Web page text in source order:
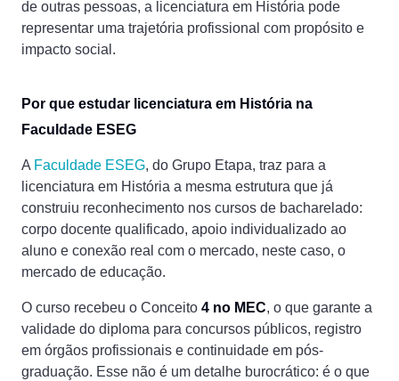
de outras pessoas, a licenciatura em História pode
representar uma trajetória profissional com propósito e
impacto social.
Por que estudar licenciatura em História na
Faculdade ESEG
AFaculdade ESEG, do Grupo Etapa, traz para a
licenciatura em História a mesma estrutura que já
construiu reconhecimento nos cursos de bacharelado:
corpo docente qualificado, apoio individualizado ao
aluno e conexão real com o mercado, neste caso, o
mercado de educação.
O curso recebeu o Conceito 4 no MEC, o que garante a
validade do diploma para concursos públicos, registro
em órgãos profissionais e continuidade em pós-
graduação. Esse não é um detalhe burocrático: é o que